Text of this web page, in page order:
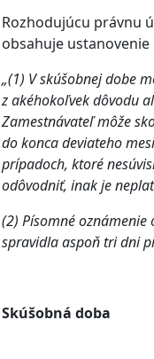
Rozhodujúcu právnu
obsahuje
„(1) V skúšobnej dobe
z akéhokoľvek dôvodu
Zamestnávateľ môže
do konca deviateho
prípadoch, ktoré
odôvodniť, inak je
(2) Písomné
spravidla aspoň tri dni
Skúšobná doba